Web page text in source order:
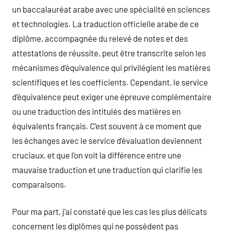
un baccalauréat arabe avec une spécialité en sciences
et technologies. La traduction officielle arabe de ce
diplôme, accompagnée du relevé de notes et des
attestations de réussite, peut être transcrite selon les
mécanismes d’équivalence qui privilégient les matières
scientifiques et les coefficients. Cependant, le service
d’équivalence peut exiger une épreuve complémentaire
ou une traduction des intitulés des matières en
équivalents français. C’est souvent à ce moment que
les échanges avec le service d’évaluation deviennent
cruciaux, et que l’on voit la différence entre une
mauvaise traduction et une traduction qui clarifie les
comparaisons.
Pour ma part, j’ai constaté que les cas les plus délicats
concernent les diplômes qui ne possèdent pas